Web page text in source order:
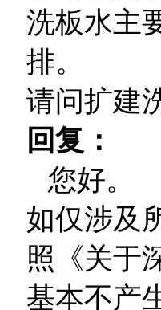
洗板水主
排。
请问扩建
回复：
您好。
如仅涉及
照《关于
基本不产